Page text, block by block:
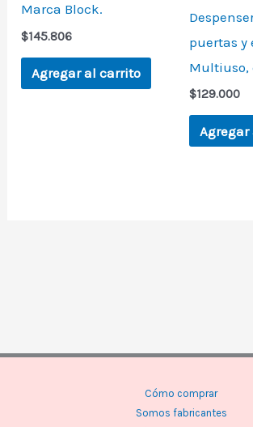
Marca Block.
$145.806
Agregar al carrito
puertas y
Multiuso,
$129.000
Cómo comprar
Somos fabricantes